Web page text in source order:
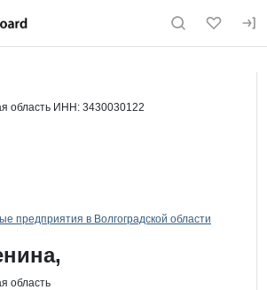
по сайту
компаниио компании
область ИНН: 3430030122
сайту
предприятия в Волгоградской области
о компании
область